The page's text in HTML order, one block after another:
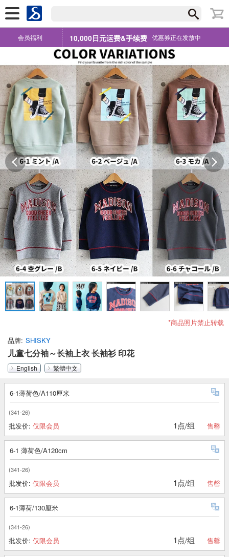
会员福利 10,000日元运费&手续费 优惠券正在发放中
*商品照片禁止转载
品牌 SHISKY
儿童七分袖～长袖上衣 长袖衫 印花
English 繁體中文
6-1薄荷色/A110厘米
(341-26)
批发价: 仅限会员 1点/组 售罄
6-1 薄荷色/A120cm
(341-26)
批发价: 仅限会员 1点/组 售罄
6-1薄荷/130厘米
(341-26)
批发价: 仅限会员 1点/组 售罄